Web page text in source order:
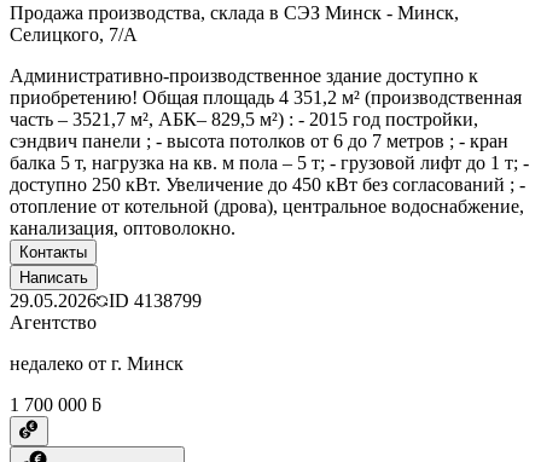
Продажа производства, склада в СЭЗ Минск - Минск,
Селицкого, 7/А
Административно-производственное здание доступно к
приобретению! Общая площадь 4 351,2 м² (производственная
часть – 3521,7 м², АБК– 829,5 м²) : - 2015 год постройки,
сэндвич панели ; - высота потолков от 6 до 7 метров ; - кран
балка 5 т, нагрузка на кв. м пола – 5 т; - грузовой лифт до 1 т; -
доступно 250 кВт. Увеличение до 450 кВт без согласований ; -
отопление от котельной (дрова), центральное водоснабжение,
канализация, оптоволокно.
Контакты
Написать
29.05.2026 ID 4138799
Агентство
недалеко от г. Минск
1 700 000 ƃ